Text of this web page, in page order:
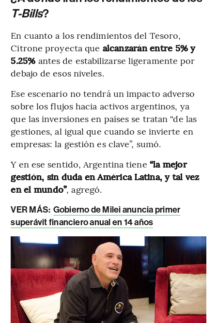
T-Bills?
En cuanto a los rendimientos del Tesoro,
Citrone proyecta que alcanzarán entre 5% y
5.25% antes de estabilizarse ligeramente por
debajo de esos niveles.
Ese escenario no tendrá un impacto adverso
sobre los flujos hacia activos argentinos, ya
que las inversiones en países se tratan “de las
gestiones, al igual que cuando se invierte en
empresas: la gestión es clave”, sumó.
Y en ese sentido, Argentina tiene “la mejor
gestión, sin duda en América Latina, y tal vez
en el mundo”, agregó.
VER MÁS: Gobierno de Milei anuncia primer
superávit financiero anual en 14 años